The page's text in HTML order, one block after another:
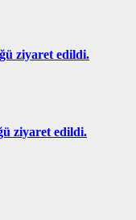
ziyaret edildi.
ziyaret edildi.